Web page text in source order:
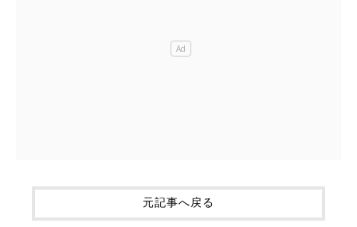
元記事へ戻る